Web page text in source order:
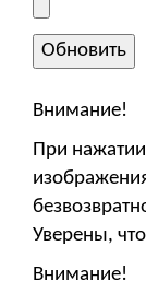
Внимание!
При
Уверены, что
Внимание!